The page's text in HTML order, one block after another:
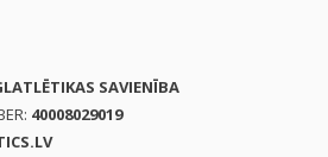
SAVIENĪBA
40008029019